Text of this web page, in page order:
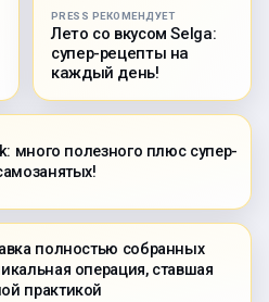
PRESS РЕКОМЕНДУЕТ
Лето со вкусом Selga:
супер-рецепты на
каждый день!
много полезного плюс супер-
полностью собранных
операция, ставшая
практикой